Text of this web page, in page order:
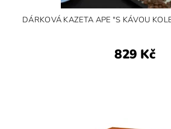
DÁRKOVÁ KAZETA APE "S KÁVOU
829 Kč